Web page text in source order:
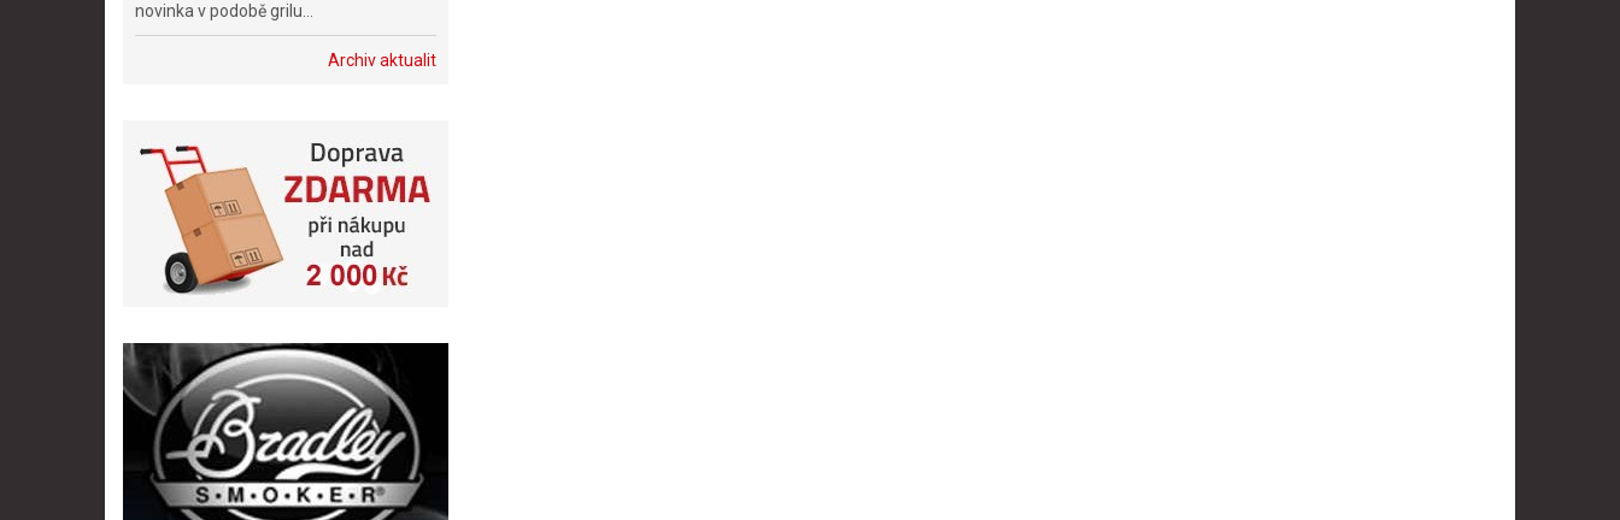
novinka v podobě grilu...
Archiv aktualit